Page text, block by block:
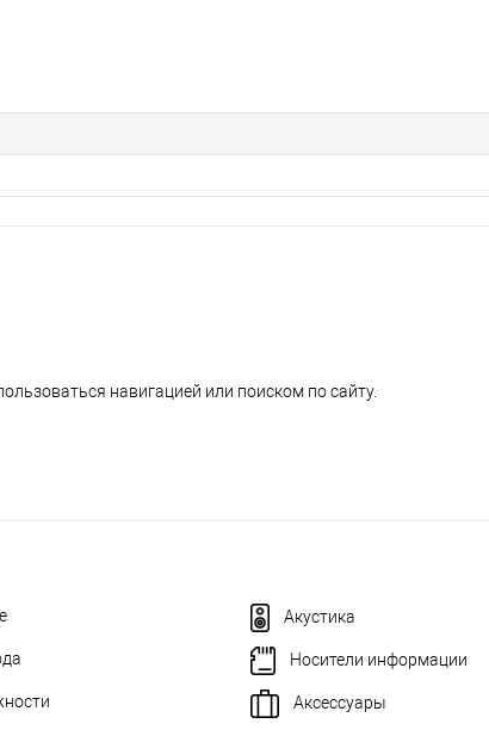
навигацией или поиском по сайту.
Акустика
Носители информации
Аксессуары